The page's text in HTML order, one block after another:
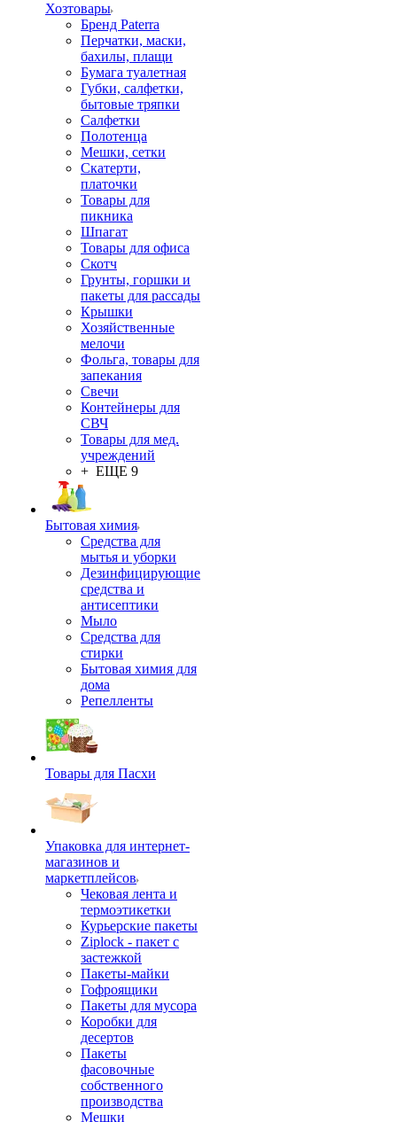
Хозтовары
Бренд Paterra
Перчатки, маски,
бахилы, плащи
Бумага туалетная
Губки, салфетки,
бытовые тряпки
Салфетки
Полотенца
Мешки, сетки
Скатерти,
платочки
Товары для
пикника
Шпагат
Товары для офиса
Скотч
Грунты, горшки и
пакеты для рассады
Крышки
Хозяйственные
мелочи
Фольга, товары для
запекания
Свечи
Контейнеры для
СВЧ
Товары для мед.
учреждений
+ ЕЩЕ 9
Бытовая химия
Средства для
мытья и уборки
Дезинфицирующие
средства и
антисептики
Мыло
Средства для
стирки
Бытовая химия для
дома
Репелленты
Товары для Пасхи
Упаковка для интернет-
магазинов и
маркетплейсов
Чековая лента и
термоэтикетки
Курьерские пакеты
Ziplock - пакет с
застежкой
Пакеты-майки
Гофроящики
Пакеты для мусора
Коробки для
десертов
Пакеты
фасовочные
собственного
производства
Мешки